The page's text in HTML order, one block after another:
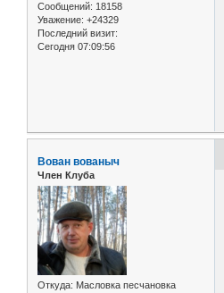
Сообщений: 18158
Уважение: +24329
Последний визит:
Сегодня 07:09:56
Вован вованыч
Член Клуба
Откуда: Масловка песчановка